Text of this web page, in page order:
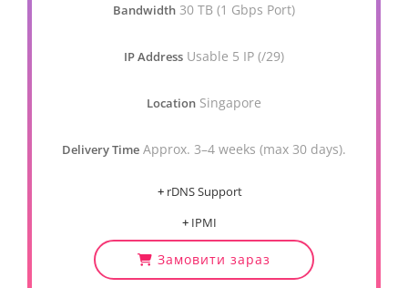
Bandwidth 30 TB (1 Gbps Port)
IP Address Usable 5 IP (/29)
Location Singapore
Delivery Time Approx. 3–4 weeks (max 30 days).
+ rDNS Support
+ IPMI
Замовити зараз